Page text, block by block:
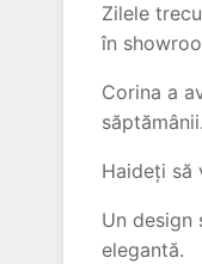
Zilele
în
Corina a
săptămânii.
Haideți să
Un design
elegantă.